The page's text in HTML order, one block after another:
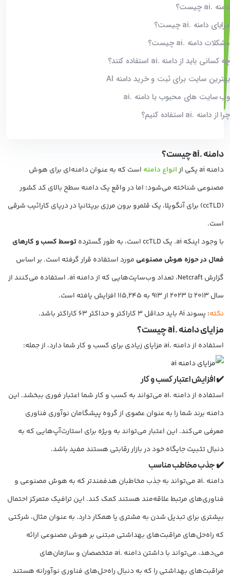
دامنه .ai چیست؟
مزایای دامنه .ai چیست؟
مشکلات دامنه‌ .ai چیست؟
چه کسانی باید از دامنه .ai استفاده کنند؟
بهترین سایت برای ثبت و خرید دامنه AI
وب سایت های محبوب با دامنه .ai
چرا از دامنه .ai استفاده کنیم؟
دامنه.ai چیست؟
دامنه ai یکی از انواع دامنه است که به عنوان دامنه‌ای برای هوش
مصنوعی شناخته می‌شود؛ اما در واقع یک دامنه سطح بالای کد کشور
(ccTLD) برای آنگویلا، یک قلمرو برون مرزی بریتانیا در دریای کارائیب شرقی
است.
با وجود اینکه ai. یک ccTLD است، به طور گسترده
توسط کسب و کارهای
فعال در حوزه هوش مصنوعی مورد استفاده قرار گرفته است. بر اساس
گزارش Netcraft، تعداد وب‌سایت‌هایی که از دامنه ai. استفاده می‌کنند از
سال ۲۰۱۳ تا ۲۰۲۳ از ۹۱۳ به ۱۱۵,۲۴۵ افزایش یافته است.
نکته: پسوند Ai باید حداقل 3 کاراکتر و حداکثر 63 کاراکتر باشد.
مزایای دامنه.ai چیست؟
استفاده از دامنه .ai مزایای زیادی برای کسب و کار شما دارد، از جمله:
✔️ افزایش اعتبار کسب و کار
استفاده از دامنه .ai می‌تواند به کسب و کار شما اعتبار فوری ببخشد. این
دامنه برند شما را به عنوان عضوی از گروه پیشگامان نوآوری فناوری
معرفی می‌کند. این اعتبار می‌تواند به ویژه برای استارت‌آپ‌هایی که به
دنبال تثبیت جایگاه خود در بازار رقابتی هستند مفید باشد.
✔️ جذب مخاطب مناسب
دامنه .ai می‌تواند به جذب مخاطبان هدفمندتر که به هوش مصنوعی و
فناوری‌های مرتبط علاقه‌مند هستند کمک کند. این ترافیک متمرکز احتمال
بیشتری برای تبدیل شدن به مشتری یا همکار دارد. به عنوان مثال، شرکتی
که راه‌حل‌های مراقبت‌های بهداشتی مبتنی بر هوش مصنوعی ارائه
می‌دهد، می‌تواند با داشتن دامنه .ai متخصصان و سازمان‌های
مراقبت‌های بهداشتی را که به دنبال راه‌حل‌های فناوری نوآورانه هستند